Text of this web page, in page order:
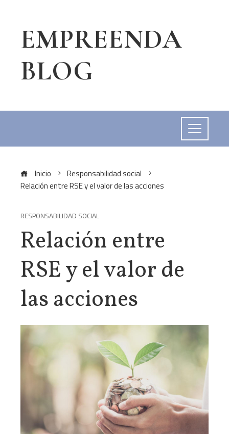
EMPREENDA
BLOG
Inicio
Responsabilidad social
Relación entre RSE y el valor de las acciones
RESPONSABILIDAD SOCIAL
Relación entre
RSE y el valor de
las acciones